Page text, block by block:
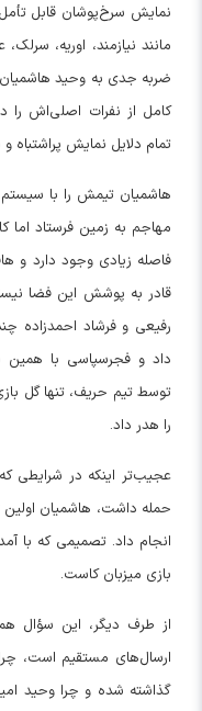
نمایش سرخ‌پوشان قابل
مانند نیازمند، اوریه،
ضربه جدی به وحید هاشمیان
کامل از نفرات اصلی‌اش را
تمام دلایل نمایش پراشتباه
مهاجم به زمین فرستاد
فاصله زیادی وجود دارد و
قادر به پوشش این فضا
رفیعی و فرشاد احمدزاده
داد و فجرسپاسی با همین
توسط تیم حریف، تنها گل
را هدر داد.
عجیب‌تر اینکه در شرایطی
حمله داشت، هاشمیان اولین
انجام داد. تصمیمی که با
بازی میزبان کاست.
از طرف دیگر، این سؤال
ارسال‌های مستقیم است، چرا
گذاشته شده و چرا وحید